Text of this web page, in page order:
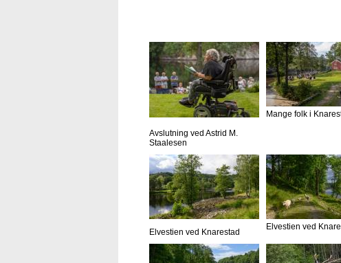
Avslutning ved Astrid M.
Staalesen
Mange folk i
Elvestien ved Knarestad
Elvestien ved